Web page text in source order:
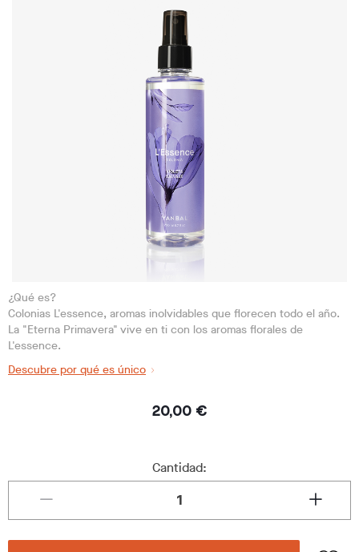
¿Qué es?
Colonias L'essence, aromas inolvidables que florecen todo el año.
La "Eterna Primavera" vive en ti con los aromas florales de
L'essence.
Descubre por qué es único
20,00 €
Cantidad: